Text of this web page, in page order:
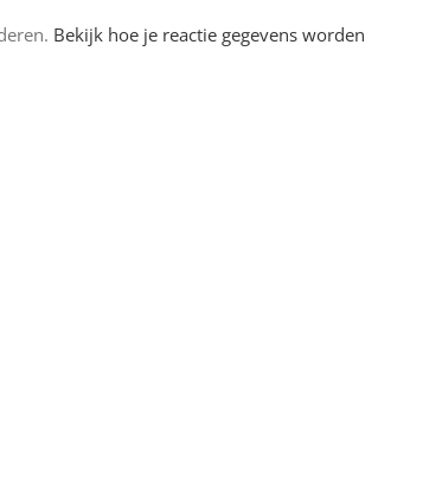
Bekijk hoe je reactie gegevens worden